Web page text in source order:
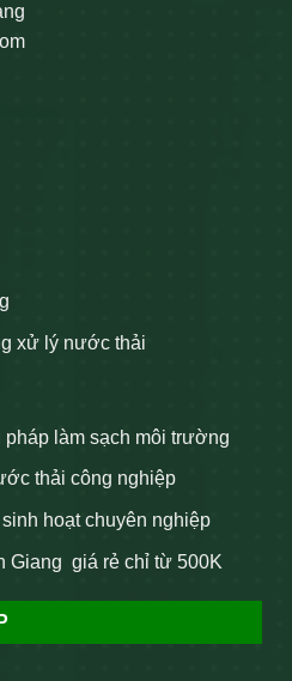
xử lý nước thải
pháp làm sạch môi trường
thải công nghiệp
hoạt chuyên nghiệp
Giang giá rẻ chỉ từ 500K